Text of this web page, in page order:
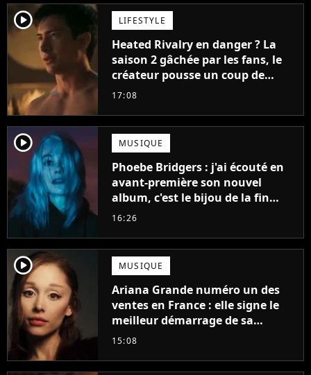
player2 LIFESTYLE
Heated Rivalry en danger ? La
saison 2 gâchée par les fans, le
créateur pousse un coup de
gueule
17:08
player2 MUSIQUE
Phoebe Bridgers : j'ai écouté en
avant-première son nouvel
album, c'est le bijou de la fin
d'été
16:26
player2 MUSIQUE
Ariana Grande numéro un des
ventes en France : elle signe le
meilleur démarrage de sa
carrière avec son album Petal
15:08